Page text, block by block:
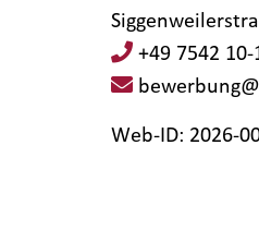
+49 7542 10-
Web-ID: 2026-